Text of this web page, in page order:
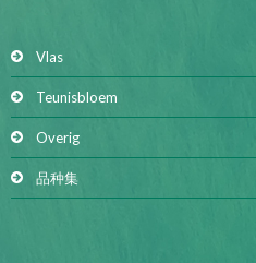
Vlas
Teunisbloem
Overig
品种集